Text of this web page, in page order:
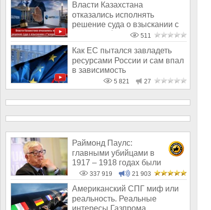
Власти Казахстана
отказались исполнять
решение суда о взыскании с
Газпрома $1,4 млр511
Как ЕС пытался завладеть
ресурсами России и сам впал
в зависимость
5 821 27
Раймонд Паулс:
главными убийцами в
1917 – 1918 годах были
латыши и евреи, а не русс
337 919 21 903
Американский СПГ миф или
реальность. Реальные
интересы Газпрома